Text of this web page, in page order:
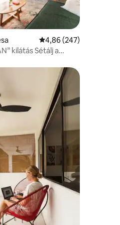
Átlagos értékelés: 5/
4,86 (247)
kilátás Sétálj a